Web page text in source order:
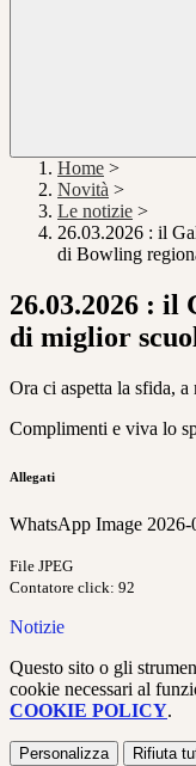
Home >
Novità >
Le notizie >
26.03.2026 : il
di Bowling
26.03.2026 : il
di miglior
Ora ci aspetta la sfida,
Complimenti e viva lo
Allegati
WhatsApp Image
File JPEG
Contatore click: 92
Notizie
Questo sito o gli
cookie necessari al
COOKIE POLICY.
Personalizza Rifiuta